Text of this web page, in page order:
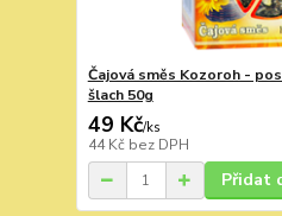
Čajová směs Kozoroh -
šlach 50g
49 Kč/ks
44 Kč bez DPH
Přidat